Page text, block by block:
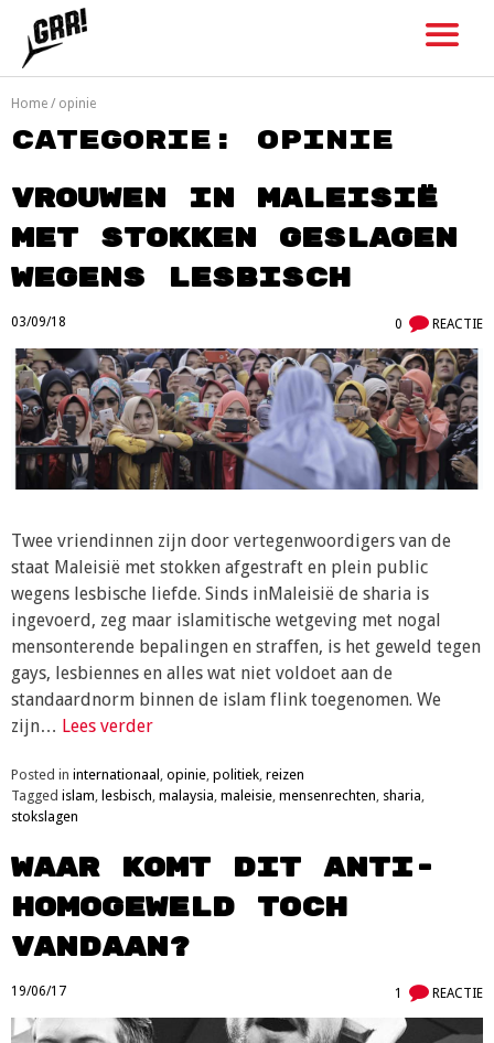
content
Home / opinie
Categorie: opinie
Vrouwen in Maleisië
met stokken geslagen
wegens lesbisch
03/09/18 0 REACTIE
Twee vriendinnen zijn door vertegenwoordigers van de
staat Maleisië met stokken afgestraft en plein public
wegens lesbische liefde. Sinds inMaleisië de sharia is
ingevoerd, zeg maar islamitische wetgeving met nogal
mensonterende bepalingen en straffen, is het geweld tegen
gays, lesbiennes en alles wat niet voldoet aan de
standaardnorm binnen de islam flink toegenomen. We
zijn… Lees verder
Posted in internationaal , opinie, politiek, reizen
Tagged islam, lesbisch, malaysia, maleisie, mensenrechten, sharia,
stokslagen
Waar komt dit anti-
homogeweld toch
vandaan?
19/06/17 1 REACTIE